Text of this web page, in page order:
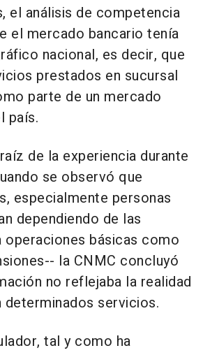
el análisis de competencia
el mercado bancario tenía
nacional, es decir, que
prestados en sucursal
parte de un mercado
país.
de la experiencia durante
se observó que
especialmente personas
dependiendo de las
operaciones básicas como
la CNMC concluyó
no reflejaba la realidad
servicios.
tal y como ha